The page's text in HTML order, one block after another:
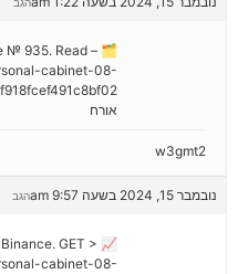
№ 935. Read –
cabinet-08-
🗂
אורח
w3gmt2
נובמבר 15, 2024 בשעה 9:57 am הגב
Binance. GЕТ >
cabinet-08-